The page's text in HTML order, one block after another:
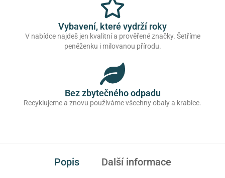
Vybavení, které vydrží roky
V nabídce najdeš jen kvalitní a prověřené značky. Šetříme
peněženku i milovanou přírodu.
Bez zbytečného odpadu
Recyklujeme a znovu používáme všechny obaly a krabice.
Popis Další informace